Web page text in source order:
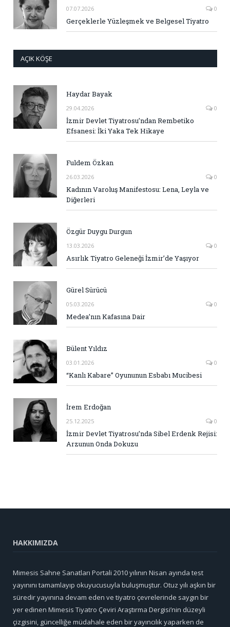
07.07.2026 0
Gerçeklerle Yüzleşmek ve Belgesel Tiyatro
AÇIK KÖŞE
Haydar Bayak
29.04.2026 0
İzmir Devlet Tiyatrosu’ndan Rembetiko
Efsanesi: İki Yaka Tek Hikaye
Fuldem Özkan
26.03.2026 0
Kadının Varoluş Manifestosu: Lena, Leyla ve
Diğerleri
Özgür Duygu Durgun
13.03.2026 0
Asırlık Tiyatro Geleneği İzmir’de Yaşıyor
Gürel Sürücü
05.03.2026 0
Medea’nın Kafasına Dair
Bülent Yıldız
03.01.2026 0
“Kanlı Kabare” Oyununun Esbabı Mucibesi
İrem Erdoğan
25.12.2025 0
İzmir Devlet Tiyatrosu’nda Sibel Erdenk Rejisi:
Arzunun Onda Dokuzu
HAKKIMIZDA
Mimesis Sahne Sanatları Portali 2010 yılının Nisan ayında test
yayınını tamamlayıp okuyucusuyla buluşmuştur. Otuz yılı aşkın bir
süredir yayınına devam eden ve tiyatro çevrelerinde saygın bir
yer edinen Mimesis Tiyatro Çeviri Araştırma Dergisi’nin düzeyli
çizgisini, güncelliğe müdahale eden bir yayıncılık yaparken de